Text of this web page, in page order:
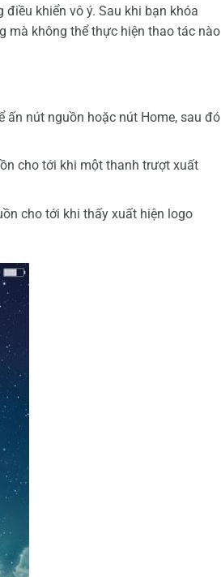
khiển vô ý. Sau khi bạn khóa
mà không thể thực hiện thao tác nào
ấn nút nguồn hoặc nút Home, sau đó
cho tới khi một thanh trượt xuất
cho tới khi thấy xuất hiện logo